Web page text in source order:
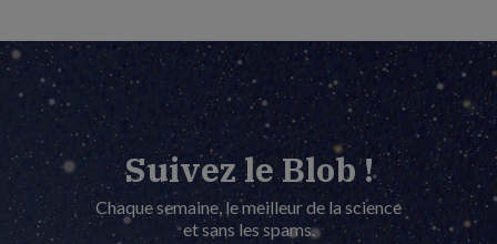
Suivez le Blob !
Chaque semaine, le meilleur de la science
et sans les spams.